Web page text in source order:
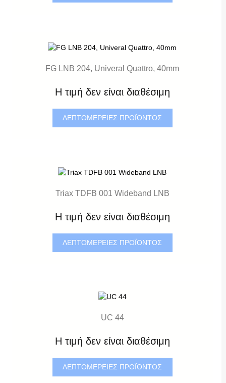
FG LNB 204, Univeral Quattro, 40mm
Η τιμή δεν είναι διαθέσιμη
ΛΕΠΤΟΜΈΡΕΙΕΣ ΠΡΟΪΌΝΤΟΣ
Triax TDFB 001 Wideband LNB
Η τιμή δεν είναι διαθέσιμη
ΛΕΠΤΟΜΈΡΕΙΕΣ ΠΡΟΪΌΝΤΟΣ
UC 44
Η τιμή δεν είναι διαθέσιμη
ΛΕΠΤΟΜΈΡΕΙΕΣ ΠΡΟΪΌΝΤΟΣ